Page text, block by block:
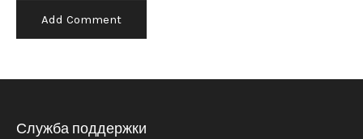
Служба поддержки